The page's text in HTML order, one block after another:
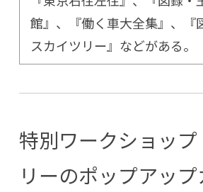
館』、『働く車大全集』、
スカイツリー』などがある。
特別ワークショッ
リーのポップアッ